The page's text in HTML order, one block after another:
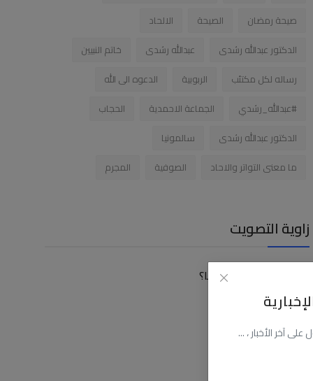
آخر الأخبار ، ...
صيحة رمضان
الصيحة
الالحاد
الدكتور عبدالله رشدى
عبدالله رشدى
خاتم النبيين
رساله لكل مكتئب
الربوبية
الدعوه الى الله
#عبدالله_رشدي
الجماعة الاحمدية
الحجاب
الدكتور عبدالله رشدى
سالمونيا
ما معنى التواتر والاحاد
الصوفية المجرم
زاوية التصويت
كيف توصلت الى موقعنا؟
عن طريق البحث
عن طريق فيسبوك